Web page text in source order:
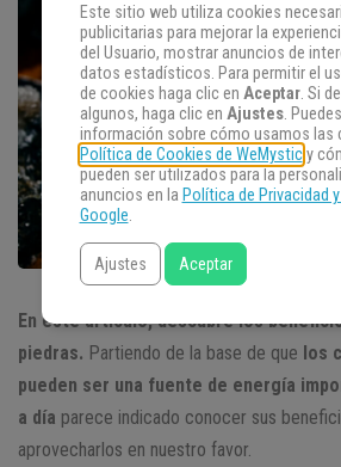
En este artículo, descubre los
piedras. Partiendo de la base de que los
pueden ser una fuente de energía
a día parece indicado conocer sus
aprovecharlos en nuestro favor.
Este sitio web utiliza cookies
publicitarias para mejorar la
del Usuario, mostrar anuncios de
datos estadísticos. Para permitir el
de cookies haga clic en Aceptar. Si
algunos, haga clic en Ajustes.
información sobre cómo usamos las
Política de Cookies de WeMysticy
pueden ser utilizados para la
anuncios en la Política de Privacidad
Google.
Ajustes Aceptar